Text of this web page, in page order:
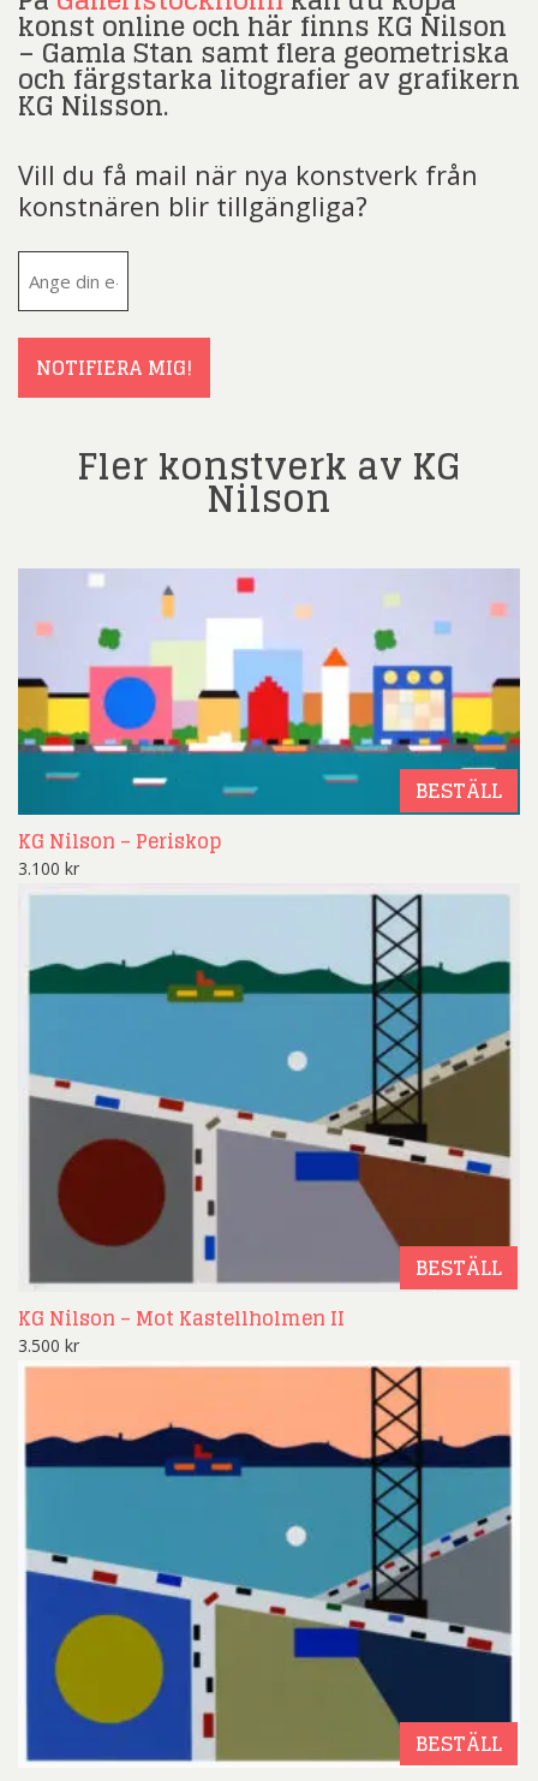
konst online och här finns KG Nilson
– Gamla Stan samt flera geometriska
och färgstarka litografier av grafikern
KG Nilsson.
Vill du få mail när nya konstverk från
konstnären blir tillgängliga?
NOTIFIERA MIG!
Fler konstverk av KG
Nilson
BESTÄLL
KG Nilson – Periskop
3.100 kr
BESTÄLL
KG Nilson – Mot Kastellholmen II
3.500 kr
BESTÄLL